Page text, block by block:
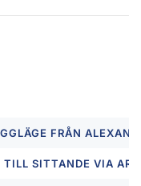
FRÅN
TILL SITTANDE VIA